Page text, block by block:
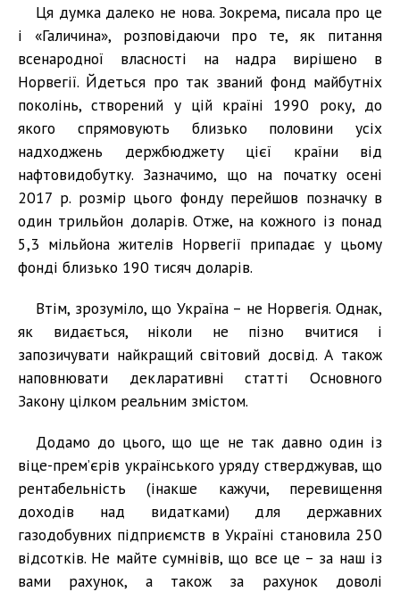
Ця думка далеко не нова. Зокрема, писала про це
і «Галичина», розповідаючи про те, як питання
всенародної власності на надра вирішено в
Норвегії. Йдеться про так званий фонд майбутніх
поколінь, створений у цій країні 1990 року, до
якого спрямовують близько половини усіх
надходжень держбюджету цієї країни від
нафтовидобутку. Зазначимо, що на початку осені
2017 р. розмір цього фонду перейшов позначку в
один трильйон доларів. Отже, на кожного із понад
5,3 мільйона жителів Норвегії припадає у цьому
фонді близько 190 тисяч доларів.
Втім, зрозуміло, що Україна – не Норвегія. Однак,
як видається, ніколи не пізно вчитися і
запозичувати найкращий світовий досвід. А також
наповнювати декларативні статті Основного
Закону цілком реальним змістом.
Додамо до цього, що ще не так давно один із
віце-прем’єрів українського уряду стверджував, що
рентабельність (інакше кажучи, перевищення
доходів над видатками) для державних
газодобувних підприємств в Україні становила 250
відсотків. Не майте сумнівів, що все це – за наш із
вами рахунок, а також за рахунок доволі